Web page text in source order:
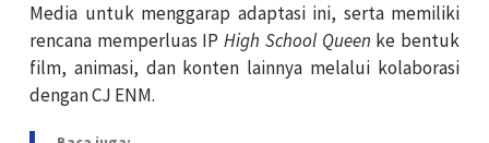
Media untuk menggarap adaptasi ini, serta memiliki
rencana memperluas IPHigh School Queen ke bentuk
film, animasi, dan konten lainnya melalui kolaborasi
dengan CJ ENM.